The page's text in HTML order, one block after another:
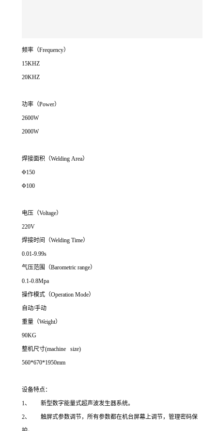
频率（Frequency）
15KHZ
20KHZ
功率（Power）
2600W
2000W
焊接面积（Welding Area）
Φ150
Φ100
电压（Voltage）
220V
焊接时间（Welding Time）
0.01-9.99s
气压范围（Barometric range）
0.1-0.8Mpa
操作模式（Operation Mode）
自动/手动
重量（Weight）
90KG
整机尺寸(machine size)
560*670*1950mm
设备特点：
1、 新型数字能量式超声波发生器系统。
2、 触屏式参数调节，所有参数都在机台屏幕上调节，管理密码保